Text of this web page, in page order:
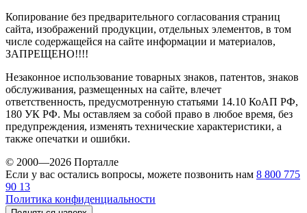
Копирование без предварительного согласования страниц
сайта, изображений продукции, отдельных элементов, в том
числе содержащейся на сайте информации и материалов,
ЗАПРЕЩЕНО!!!!
Незаконное использование товарных знаков, патентов, знаков
обслуживания, размещенных на сайте, влечет
ответственность, предусмотренную статьями 14.10 КоАП РФ,
180 УК РФ. Мы оставляем за собой право в любое время, без
предупреждения, изменять технические характеристики, а
также опечатки и ошибки.
© 2000—2026 Порталле
Если у вас остались вопросы, можете позвонить нам 8 800 775
90 13
Политика конфиденциальности